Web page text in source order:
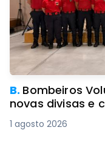
B. Bombeiros
novas divisas e
1 agosto 2026